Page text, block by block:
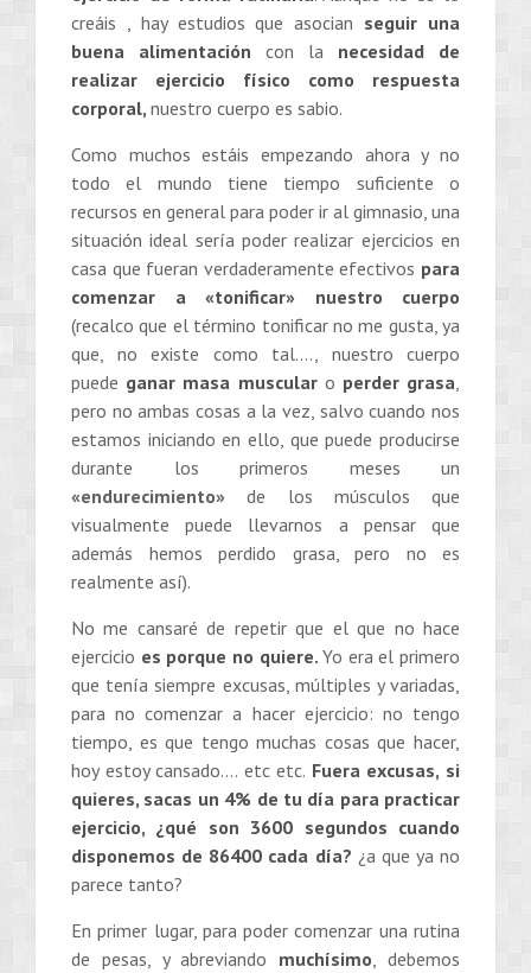
creáis , hay estudios que asocian seguir una
buena alimentación con la necesidad de
realizar ejercicio físico como respuesta
corporal, nuestro cuerpo es sabio.
Como muchos estáis empezando ahora y no
todo el mundo tiene tiempo suficiente o
recursos en general para poder ir al gimnasio, una
situación ideal sería poder realizar ejercicios en
casa que fueran verdaderamente efectivos para
comenzar a «tonificar» nuestro cuerpo
(recalco que el término tonificar no me gusta, ya
que, no existe como tal…., nuestro cuerpo
puede ganar masa muscularo perder grasa
pero no ambas cosas a la vez, salvo cuando nos
estamos iniciando en ello, que puede producirse
durante los primeros meses un
«endurecimiento» de los músculos que
visualmente puede llevarnos a pensar que
además hemos perdido grasa, pero no es
realmente así).
No me cansaré de repetir que el que no hace
ejercicio es porque no quiere.Yo era el primero
que tenía siempre excusas, múltiples y variadas,
para no comenzar a hacer ejercicio: no tengo
tiempo, es que tengo muchas cosas que hacer,
hoy estoy cansado…. etc etc. Fuera excusas, si
quieres, sacas un 4% de tu día para practicar
ejercicio, ¿qué son 3600 segundos cuando
disponemos de 86400 cada día? ¿a que ya no
parece tanto?
En primer lugar, para poder comenzar una rutina
de pesas, y abreviando muchísimo , debemos